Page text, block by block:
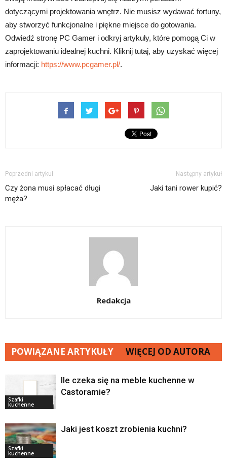
dotyczącymi projektowania wnętrz. Nie musisz wydawać fortuny,
aby stworzyć funkcjonalne i piękne miejsce do gotowania.
Odwiedź stronę PC Gamer i odkryj artykuły, które pomogą Ci w
zaprojektowaniu idealnej kuchni. Kliknij tutaj, aby uzyskać więcej
informacji: https://www.pcgamer.pl/.
Poprzedni artykuł
Czy żona musi spłacać długi
męża?
Następny artykuł
Jaki tani rower kupić?
Redakcja
POWIĄZANE ARTYKUŁY WIĘCEJ OD AUTORA
Szafki
kuchenne
Ile czeka się na meble kuchenne w
Castoramie?
Szafki
kuchenne
Jaki jest koszt zrobienia kuchni?